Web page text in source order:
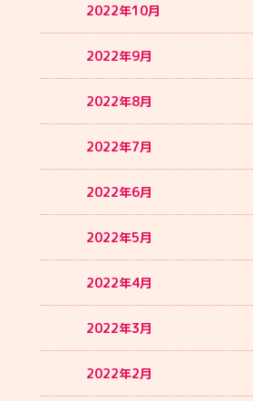
2022年10月
2022年9月
2022年8月
2022年7月
2022年6月
2022年5月
2022年4月
2022年3月
2022年2月